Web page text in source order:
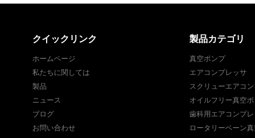
クイックリンク
ホームページ
私たちに関しては
製品
ニュース
ブログ
お問い合わせ
製品カテゴリ
真空ポンプ
エアコンプレッサ
スクリューエアコ
オイルフリー真空
歯科用エアコンプ
ロータリーベーン